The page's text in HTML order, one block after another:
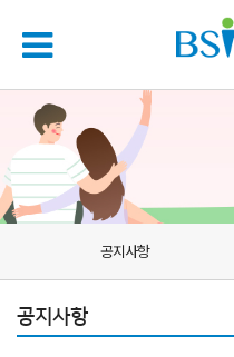
공지사항
공지사항